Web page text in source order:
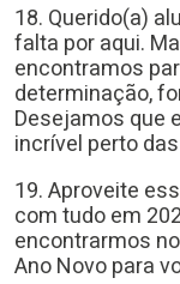
18. Querido(a)
falta por aqui.
encontramos
determinação,
Desejamos que
incrível perto
19. Aproveite
com tudo em
encontrarmos
Ano Novo para